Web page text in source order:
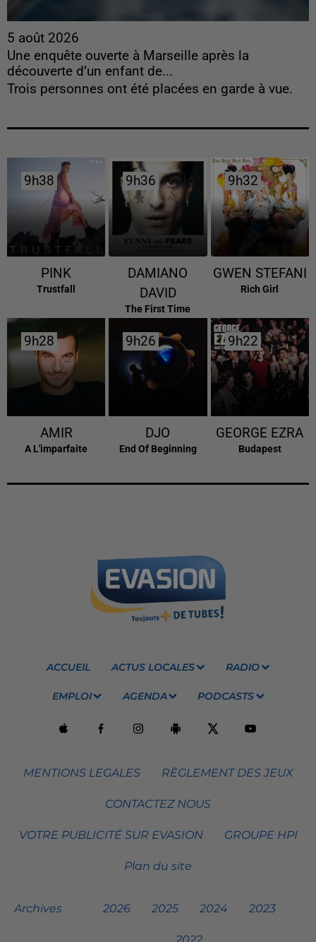
5 août 2026
Une enquête ouverte à Marseille après la
découverte d’un enfant de...
Trois personnes ont été placées en garde à vue.
9h38
9h38
PINK
Trustfall
9h36
9h36
DAMIANO
DAVID
The First Time
9h32
9h32
GWEN STEFANI
Rich Girl
9h28
9h28
AMIR
A L'imparfaite
9h26
9h26
DJO
End Of Beginning
9h22
9h22
GEORGE EZRA
Budapest
ACCUEIL ACTUS LOCALES RADIO
EMPLOI AGENDA PODCASTS
MENTIONS LEGALES RÈGLEMENT DES JEUX
CONTACTEZ NOUS
VOTRE PUBLICITÉ SUR EVASION GROUPE HPI
Plan du site
Archives 2026 2025 2024 2023